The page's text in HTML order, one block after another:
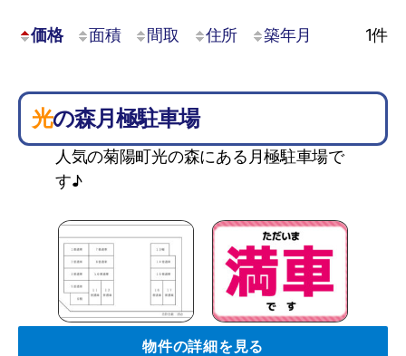
価格 面積 間取 住所 築年月 1件
光の森月極駐車場
人気の菊陽町光の森にある月極駐車場で
す♪
物件の詳細を見る